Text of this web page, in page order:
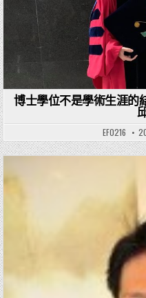
博士學位不是學術生涯的
EF0216